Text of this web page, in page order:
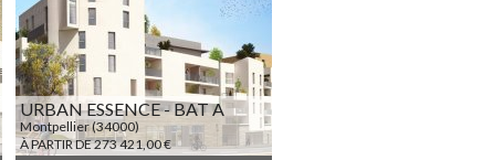
URBAN ESSENCE - BAT A
Montpellier (34000)
À PARTIR DE 273 421,00 €